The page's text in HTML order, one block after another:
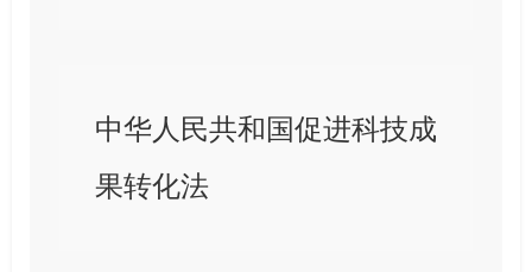
中华人民共和国促进科技成
果转化法